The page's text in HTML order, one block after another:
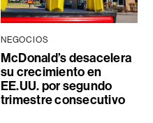
NEGOCIOS
McDonald’s desacelera
su crecimiento en
EE.UU. por segundo
trimestre consecutivo